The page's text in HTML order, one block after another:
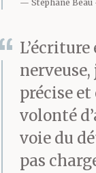
Stéphane Beau
précise
volonté
voie du
pas